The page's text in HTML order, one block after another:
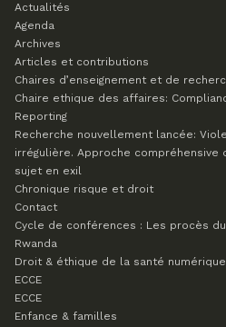
Actualités
Agenda
Archives
Articles et contributions
Chaires d’enseignement et de
Chaire ethique des affaires:
Reporting
Recherche nouvellement lancée:
irrégulière. Approche compréhensive
sujet en exil
Chronique risque et droit
Contact
Cycle de conférences : Les procès
Rwanda
Droit & éthique de la santé numérique
ECCE
ECCE
Enfance & familles